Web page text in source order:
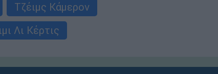
Τζέιμς Κάμερον
Λι Κέρτις